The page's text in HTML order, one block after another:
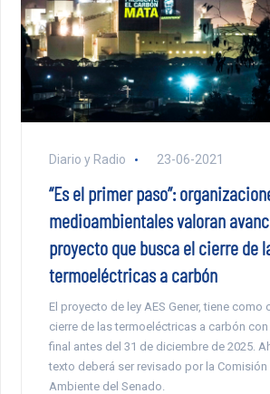
Diario y Radio 23-06-2021
“Es el primer paso”:
medioambientales valoran
proyecto que busca el cierre de
termoeléctricas a carbón
El proyecto de ley AES Gener, tiene como
cierre de las termoeléctricas a carbón
final antes del 31 de diciembre de 2025.
texto deberá ser revisado por la
Ambiente del Senado.